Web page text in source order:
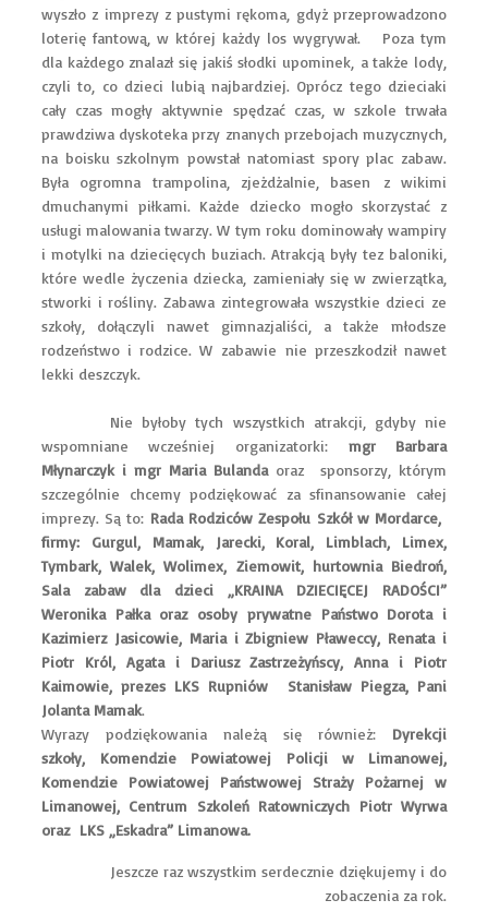
wyszło z imprezy z pustymi rękoma, gdyż przeprowadzono
loterię fantową, w której każdy los wygrywał. Poza tym
dla każdego znalazł się jakiś słodki upominek, a także lody,
czyli to, co dzieci lubią najbardziej. Oprócz tego dzieciaki
cały czas mogły aktywnie spędzać czas, w szkole trwała
prawdziwa dyskoteka przy znanych przebojach muzycznych,
na boisku szkolnym powstał natomiast spory plac zabaw.
Była ogromna trampolina, zjeżdżalnie, basen z wikimi
dmuchanymi piłkami. Każde dziecko mogło skorzystać z
usługi malowania twarzy. W tym roku dominowały wampiry
i motylki na dziecięcych buziach. Atrakcją były tez baloniki,
które wedle życzenia dziecka, zamieniały się w zwierzątka,
stworki i rośliny. Zabawa zintegrowała wszystkie dzieci ze
szkoły, dołączyli nawet gimnazjaliści, a także młodsze
rodzeństwo i rodzice. W zabawie nie przeszkodził nawet
lekki deszczyk.
Nie byłoby tych wszystkich atrakcji, gdyby nie
wspomniane wcześniej organizatorki:mgr Barbara
Młynarczyk i mgr Maria Bulandaoraz sponsorzy, którym
szczególnie chcemy podziękować za sfinansowanie całej
imprezy. Są to: Rada Rodziców Zespołu Szkół w Mordarce,
firmy: Gurgul, Mamak, Jarecki, Koral, Limblach, Limex,
Tymbark, Walek, Wolimex, Ziemowit, hurtownia Biedroń,
Sala zabaw dla dzieci „KRAINA DZIECIĘCEJ RADOŚCI”
Weronika Pałka oraz osoby prywatne Państwo Dorota i
Kazimierz Jasicowie, Maria i Zbigniew Pławeccy, Renata i
Piotr Król, Agata i Dariusz Zastrzeżyńscy, Anna i Piotr
Kaimowie, prezes LKS Rupniów Stanisław Piegza, Pani
Jolanta Mamak.
Wyrazy podziękowania należą się również: Dyrekcji
szkoły, Komendzie Powiatowej Policji w Limanowej,
Komendzie Powiatowej Państwowej Straży Pożarnej w
Limanowej, Centrum Szkoleń Ratowniczych Piotr Wyrwa
oraz LKS „Eskadra” Limanowa.
Jeszcze raz wszystkim serdecznie dziękujemy i do
zobaczenia za rok.